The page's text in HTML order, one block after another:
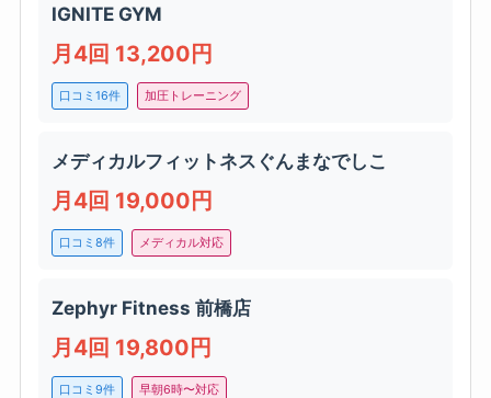
IGNITE GYM
月4回 13,200円
口コミ16件 加圧トレーニング
メディカルフィットネスぐんまなでしこ
月4回 19,000円
口コミ8件 メディカル対応
Zephyr Fitness 前橋店
月4回 19,800円
口コミ9件 早朝6時〜対応